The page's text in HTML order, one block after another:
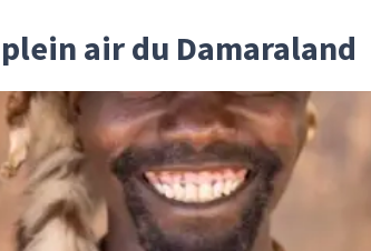
air du Damaraland